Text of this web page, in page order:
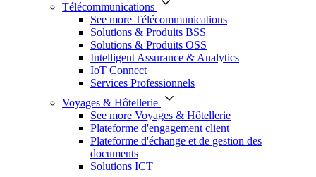
Télécommunications
See more Télécommunications
Solutions & Produits BSS
Solutions & Produits OSS
Intelligent Assurance & Analytics
IoT Connect
Services Professionnels
Voyages & Hôtellerie
See more Voyages & Hôtellerie
Plateforme d'engagement client
Plateforme d'échange et de gestion des
documents
Solutions ICT